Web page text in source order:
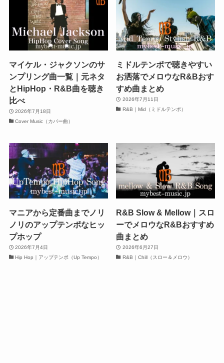
マイケル・ジャクソンのサ
ンプリング曲一覧｜元ネタ
とHipHop・R&B曲を聴き
比べ
2026年7月18日
Cover Music（カバー曲）
ミドルテンポで聴きやすい
お洒落でメロウなR&Bおす
すめ曲まとめ
2026年7月11日
R&B｜Mid（ミドルテンポ）
マニアから定番曲までノリ
ノリのアップテンポなヒッ
プホップ
2026年7月4日
Hip Hop｜アップテンポ（Up Tempo）
R&B Slow & Mellow｜スロ
ーでメロウなR&Bおすすめ
曲まとめ
2026年6月27日
R&B｜Chill（スロー＆メロウ）